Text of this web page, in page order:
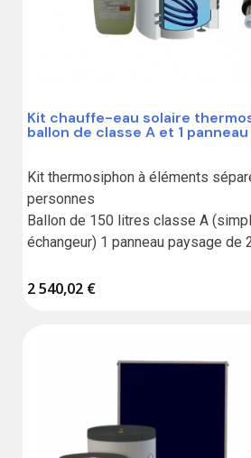
Kit chauffe-eau solaire
ballon de classe A et 1
Kit thermosiphon à éléments
personnes
Ballon de 150 litres classe A
échangeur) 1 panneau paysage de
2 540,02 €